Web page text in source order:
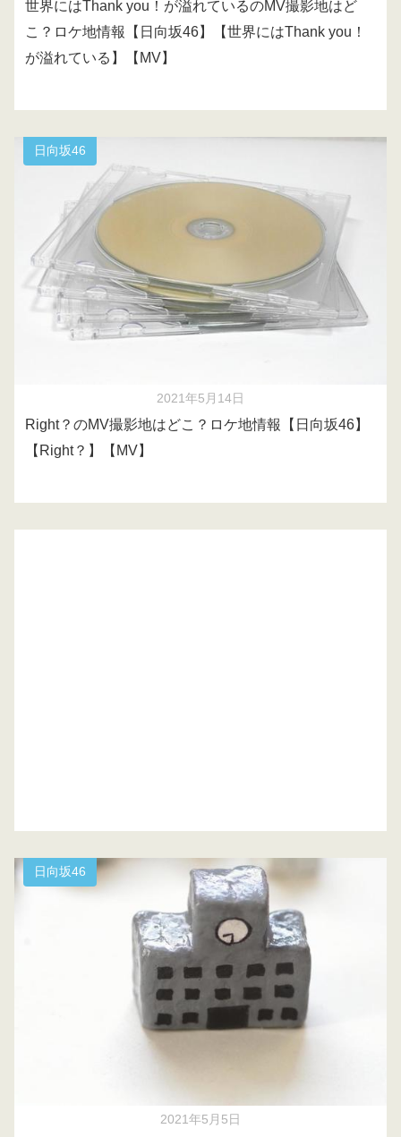
世界にはThank you！が溢れているのMV撮影地はど
こ？ロケ地情報【日向坂46】【世界にはThank you！
が溢れている】【MV】
日向坂46
2021年5月14日
Right？のMV撮影地はどこ？ロケ地情報【日向坂46】
【Right？】【MV】
日向坂46
2021年5月5日